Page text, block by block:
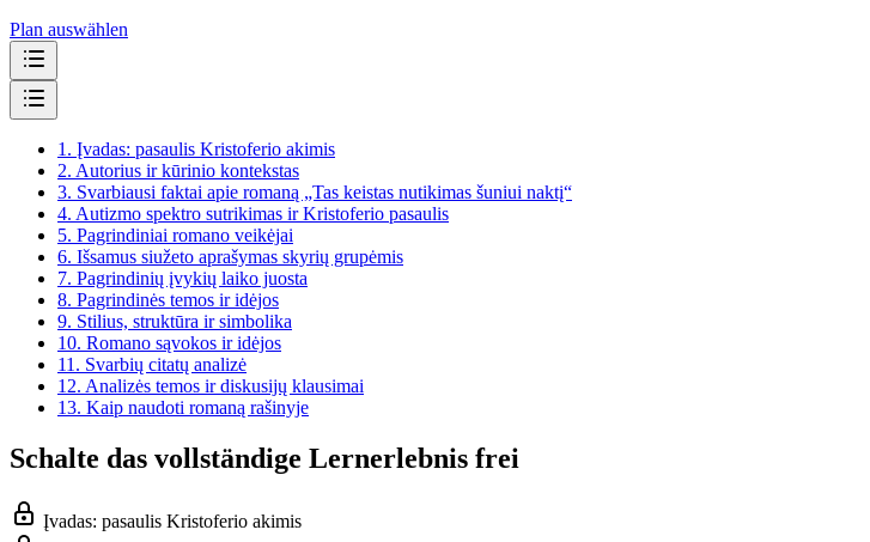
Plan auswählen
1. Įvadas: pasaulis Kristoferio akimis
2. Autorius ir kūrinio kontekstas
3. Svarbiausi faktai apie romaną „Tas keistas nutikimas šuniui naktį“
4. Autizmo spektro sutrikimas ir Kristoferio pasaulis
5. Pagrindiniai romano veikėjai
6. Išsamus siužeto aprašymas skyrių grupėmis
7. Pagrindinių įvykių laiko juosta
8. Pagrindinės temos ir idėjos
9. Stilius, struktūra ir simbolika
10. Romano sąvokos ir idėjos
11. Svarbių citatų analizė
12. Analizės temos ir diskusijų klausimai
13. Kaip naudoti romaną rašinyje
Schalte das vollständige Lernerlebnis frei
Įvadas: pasaulis Kristoferio akimis